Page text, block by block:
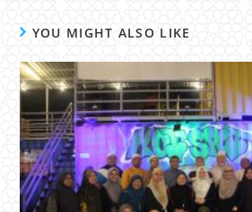
YOU MIGHT ALSO LIKE